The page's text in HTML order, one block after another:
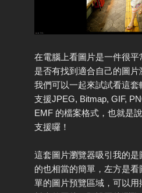
在電腦上看圖片是一件很
是否有找到適合自己的圖片
我們可以一起來試試看這套
支援JPEG, Bitmap, GIF,
EMF 的檔案格式，也就是
支援囉！
這套圖片瀏覽器吸引我的
的也相當的簡單，左方是
單的圖片預覽區域，可以